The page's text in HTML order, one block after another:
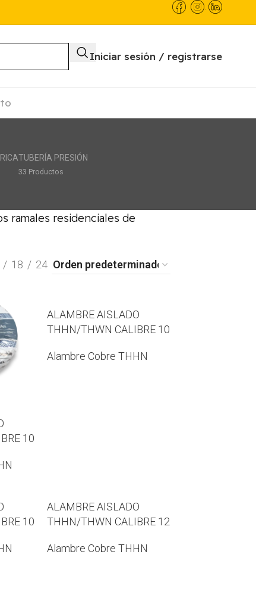
.
Iniciar sesión / registrarse
TUBERÍA PRESIÓN
33 Productos
ramales residenciales de
18 24
10
ALAMBRE AISLADO
THHN/THWN CALIBRE 10
Alambre Cobre THHN
10
ALAMBRE AISLADO
THHN/THWN CALIBRE 12
Alambre Cobre THHN